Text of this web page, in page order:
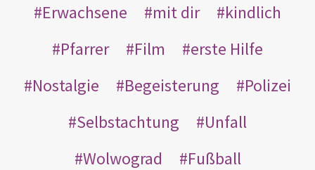
Erwachsene
mit dir
kindlich
Pfarrer
Film
erste Hilfe
Nostalgie
Begeisterung
Polizei
Selbstachtung
Unfall
Wolwograd
Fußball